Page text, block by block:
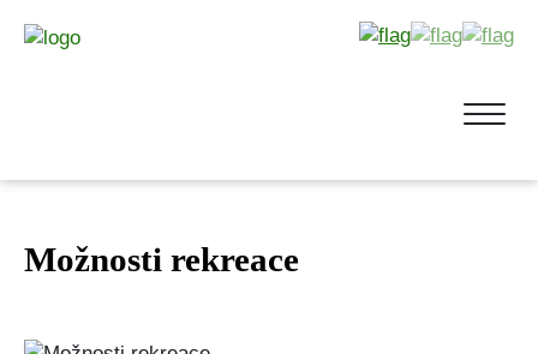
Možnosti rekreace